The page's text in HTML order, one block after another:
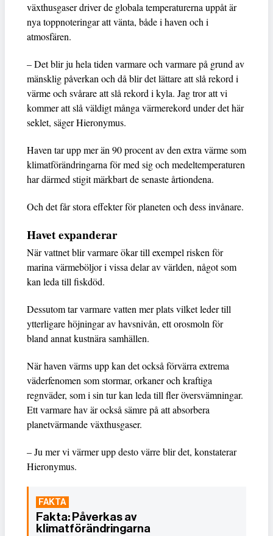
växthusgaser driver de globala temperaturerna uppåt är
nya toppnoteringar att vänta, både i haven och i
atmosfären.
– Det blir ju hela tiden varmare och varmare på grund av
mänsklig påverkan och då blir det lättare att slå rekord i
värme och svårare att slå rekord i kyla. Jag tror att vi
kommer att slå väldigt många värmerekord under det här
seklet, säger Hieronymus.
Haven tar upp mer än 90 procent av den extra värme som
klimatförändringarna för med sig och medeltemperaturen
har därmed stigit märkbart de senaste årtiondena.
Och det får stora effekter för planeten och dess invånare.
Havet expanderar
När vattnet blir varmare ökar till exempel risken för
marina värmeböljor i vissa delar av världen, något som
kan leda till fiskdöd.
Dessutom tar varmare vatten mer plats vilket leder till
ytterligare höjningar av havsnivån, ett orosmoln för
bland annat kustnära samhällen.
När haven värms upp kan det också förvärra extrema
väderfenomen som stormar, orkaner och kraftiga
regnväder, som i sin tur kan leda till fler översvämningar.
Ett varmare hav är också sämre på att absorbera
planetvärmande växthusgaser.
– Ju mer vi värmer upp desto värre blir det, konstaterar
Hieronymus.
Fakta: Påverkas av
klimatförändringarna